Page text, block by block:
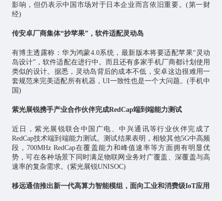
影响，但仍表示中国市场对于日本企业而言依旧重要。(第一财
经)
传安卓厂商集体“抄苹果”，软件适配灵动岛
有博主透露称：华为鸿蒙4.0系统，最新版本将要适配苹果“灵动
岛设计”，软件适配在进行中。而且还有多家手机厂商都计划使用
类似的设计。据悉，灵动岛背后的成本不低，安卓这边很难用一
套规范来完美适配所有机器，UI一致性也是一个大问题。(手机中
国)
紫光展锐携手产业合作伙伴完成RedCap端到端能力测试
近日，紫光展锐联合中国广电、中兴通讯等行业伙伴完成了
RedCap技术端到端能力测试。测试结果表明，相较其他5G中高频
段，700MHz RedCap在覆盖能力和峰值速率等方面拥有明显优
势，可在各种场景下同时满足物联网 业务对广覆盖、深覆盖与高
速率的复杂需求。(紫光展锐UNISOC)
移远通信推出新一代高算力智能模组，面向工业和消费级IoT应用